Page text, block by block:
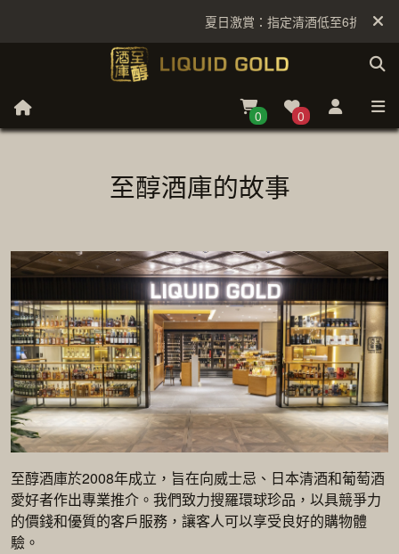
夏日激賞：指定清酒低至6折
0 0
至醇酒庫的故事
至醇酒庫於2008年成立，旨在向威士忌、日本清酒和葡萄酒
愛好者作出專業推介。我們致力搜羅環球珍品，以具競爭力
的價錢和優質的客戶服務，讓客人可以享受良好的購物體
驗。